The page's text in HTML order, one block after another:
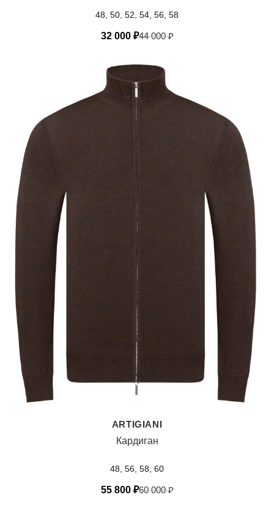
48, 50, 52, 54, 56, 58
32 000 ₽44 000₽
ARTIGIANI
Кардиган
48, 56, 58, 60
60 000₽
55 800 ₽